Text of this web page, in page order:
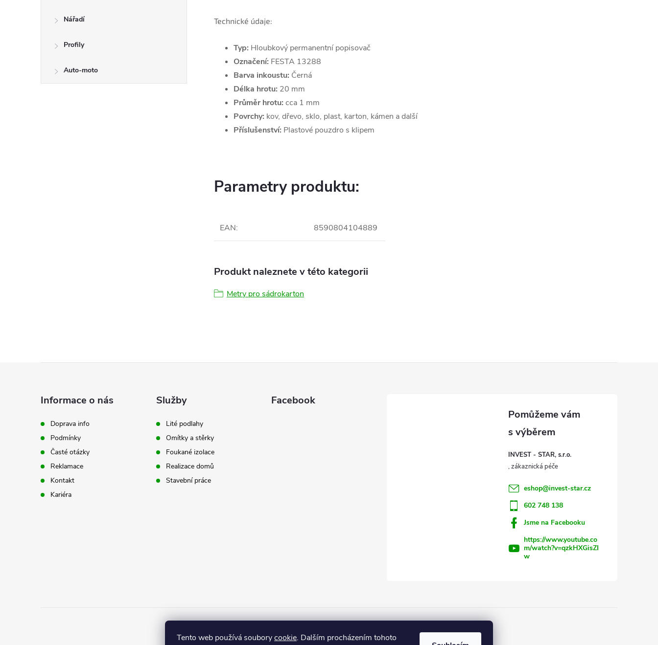
Tento web používá souborycookie. Dalším procházením tohoto
Nářadí
Profily
Auto-moto
Technické údaje:
Typ: Hloubkový permanentní popisovač
Označení: FESTA 13288
Barva inkoustu: Černá
Délka hrotu: 20 mm
Průměr hrotu: cca 1 mm
Povrchy: kov, dřevo, sklo, plast, karton, kámen a další
Příslušenství: Plastové pouzdro s klipem
Parametry produktu:
EAN: 8590804104889
Produkt naleznete v této kategorii
Metry pro sádrokarton
Informace o nás
Doprava info
Podmínky
Časté otázky
Reklamace
Kontakt
Kariéra
Služby
Lité podlahy
Omítky a stěrky
Foukané izolace
Realizace domů
Stavební práce
Facebook
INVEST - STAR, s.r.o.
eshop@invest-star.cz
602 748 138
Jsme na Facebooku
https://www.youtube.co
m/watch?v=qzkHXGisZI
w